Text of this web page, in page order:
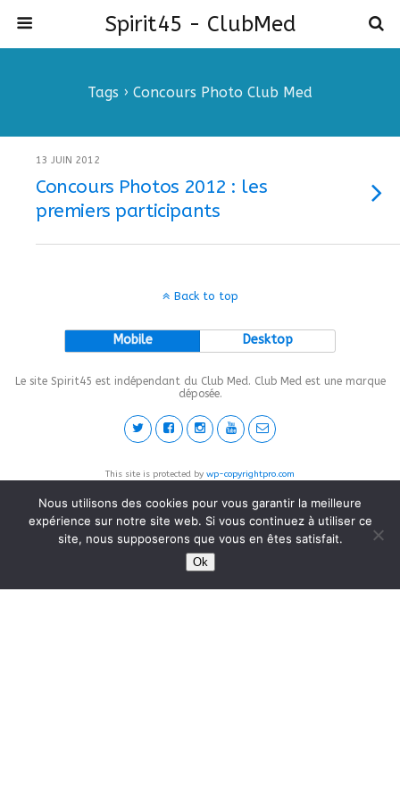
Spirit45 - ClubMed
Tags › Concours Photo Club Med
13 JUIN 2012
Concours Photos 2012 : les
premiers participants
Back to top
Mobile Desktop
Le site Spirit45 est indépendant du Club Med. Club Med est une marque
déposée.
This site is protected by wp-copyrightpro.com
Nous utilisons des cookies pour vous garantir la meilleure
expérience sur notre site web. Si vous continuez à utiliser ce
site, nous supposerons que vous en êtes satisfait.
Ok